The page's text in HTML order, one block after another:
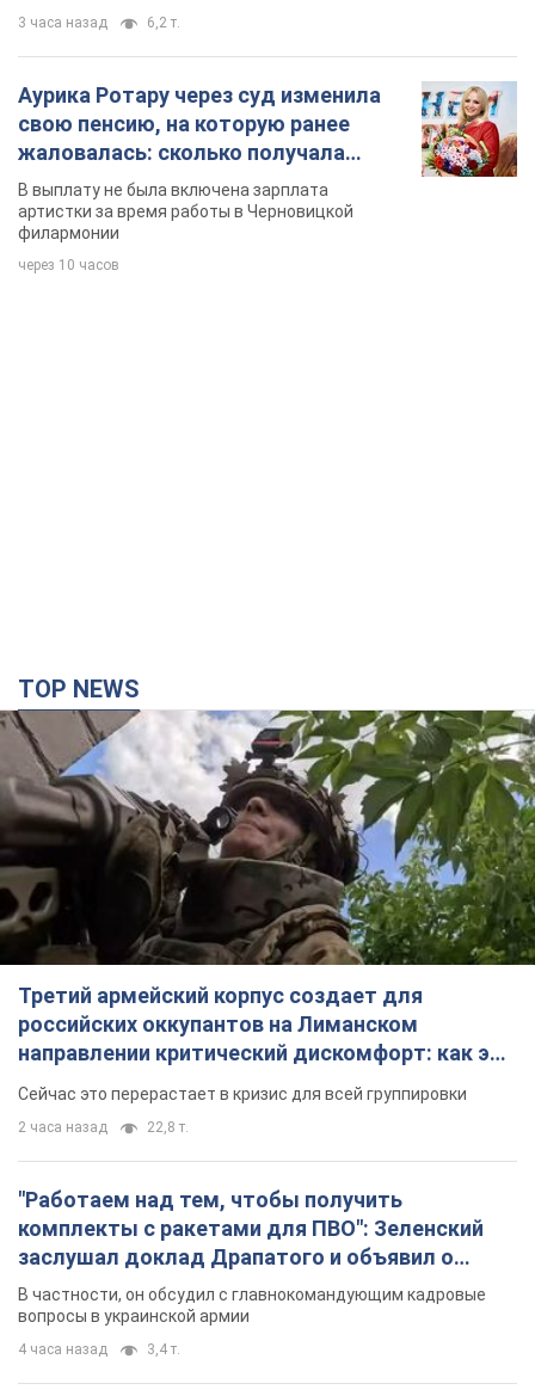
3 часа назад 6,2 т.
Аурика Ротару через суд изменила
свою пенсию, на которую ранее
жаловалась: сколько получала
певица
В выплату не была включена зарплата
артистки за время работы в Черновицкой
филармонии
через 10 часов
TOP NEWS
Третий армейский корпус создает для
российских оккупантов на Лиманском
направлении критический дискомфорт: как это
удалось
Сейчас это перерастает в кризис для всей группировки
2 часа назад 22,8 т.
"Работаем над тем, чтобы получить
комплекты с ракетами для ПВО": Зеленский
заслушал доклад Драпатого и объявил о
новых мерах
В частности, он обсудил с главнокомандующим кадровые
вопросы в украинской армии
4 часа назад 3,4 т.